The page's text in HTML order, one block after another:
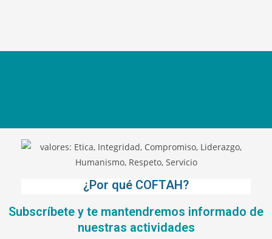
¿Por qué COFTAH?
Subscríbete y te mantendremos informado de
nuestras actividades